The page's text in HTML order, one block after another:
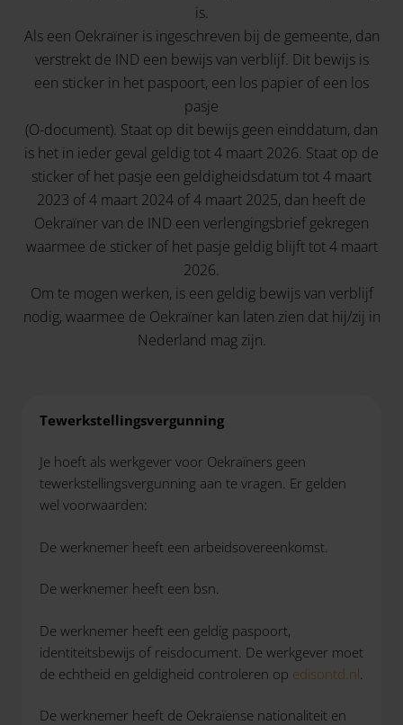
is.
Als een Oekraïner is ingeschreven bij de gemeente, dan
verstrekt de IND een bewijs van verblijf. Dit bewijs is
een sticker in het paspoort, een los papier of een los
pasje
(O-document). Staat op dit bewijs geen einddatum, dan
is het in ieder geval geldig tot 4 maart 2026. Staat op de
sticker of het pasje een geldigheidsdatum tot 4 maart
2023 of 4 maart 2024 of 4 maart 2025, dan heeft de
Oekraïner van de IND een verlengingsbrief gekregen
waarmee de sticker of het pasje geldig blijft tot 4 maart
2026.
Om te mogen werken, is een geldig bewijs van verblijf
nodig, waarmee de Oekraïner kan laten zien dat hij/zij in
Nederland mag zijn.
Tewerkstellingsvergunning
Je hoeft als werkgever voor Oekraïners geen
tewerkstellingsvergunning aan te vragen. Er gelden
wel voorwaarden:
De werknemer heeft een arbeidsovereenkomst.
De werknemer heeft een bsn.
De werknemer heeft een geldig paspoort,
identiteitsbewijs of reisdocument. De werkgever moet
de echtheid en geldigheid controleren op edisontd.nl
De werknemer heeft de Oekraïense nationaliteit en